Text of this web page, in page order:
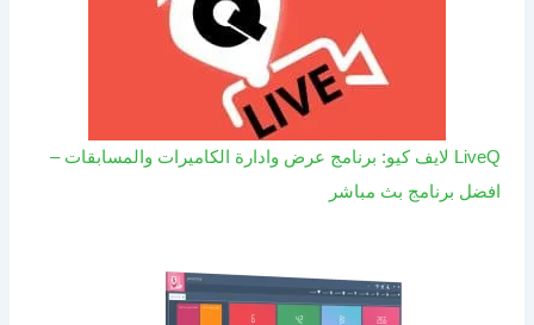
LiveQ لايف كيو: برنامج عرض وادارة الكاميرات والمسابقات –
افضل برنامج بث مباشر